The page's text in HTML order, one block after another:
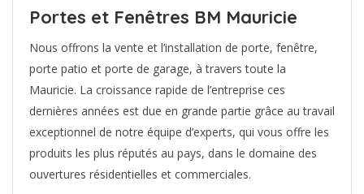
Portes et Fenêtres BM Mauricie
Nous offrons la vente et l’installation de porte, fenêtre,
porte patio et porte de garage, à travers toute la
Mauricie. La croissance rapide de l’entreprise ces
dernières années est due en grande partie grâce au travail
exceptionnel de notre équipe d’experts, qui vous offre les
produits les plus réputés au pays, dans le domaine des
ouvertures résidentielles et commerciales.